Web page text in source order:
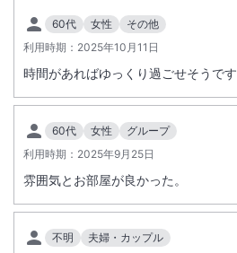
60代 女性
その他
利用時期： 2025年10月11日
時間があればゆっくり過ごせそうです
60代 女性
グループ
利用時期： 2025年9月25日
雰囲気とお部屋が良かった。
不明
夫婦・カップル